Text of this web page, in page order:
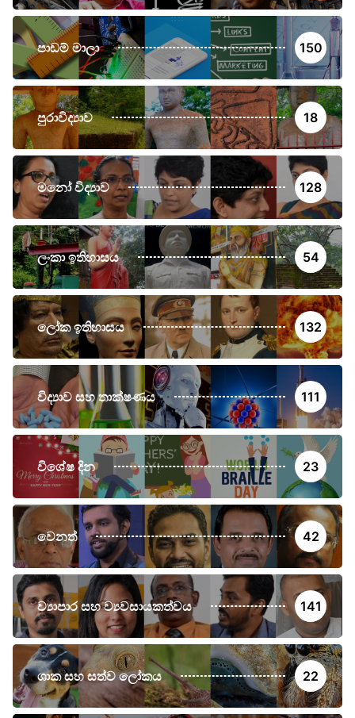
පාඩම් මාලා 150
පුරාවිද්‍යාව 18
මනෝ විද්‍යාව 128
ලංකා ඉතිහාසය 54
ලෝක ඉතිහාසය 132
විද්‍යාව සහ තාක්ෂණය 111
විශේෂ දින 23
වෙනත් 42
ව්‍යාපාර සහ ව්‍යවසායකත්වය 141
ශාක සහ සත්ව ලෝකය 22